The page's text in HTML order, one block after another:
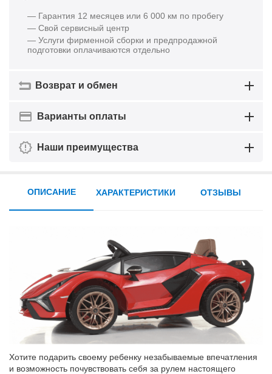
— Гарантия 12 месяцев или 6 000 км по пробегу
— Свой сервисный центр
— Услуги фирменной сборки и предпродажной
подготовки оплачиваются отдельно
Возврат и обмен
Варианты оплаты
Наши преимущества
ОПИСАНИЕ
Хотите подарить своему ребенку незабываемые впечатления
и возможность почувствовать себя за рулем настоящего
ХАРАКТЕРИСТИКИ ОТЗЫВЫ